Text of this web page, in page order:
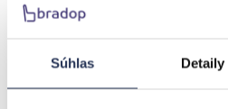
Súhlas Detaily
Záhrada